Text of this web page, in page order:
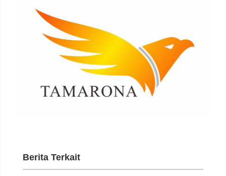
Berita Terkait